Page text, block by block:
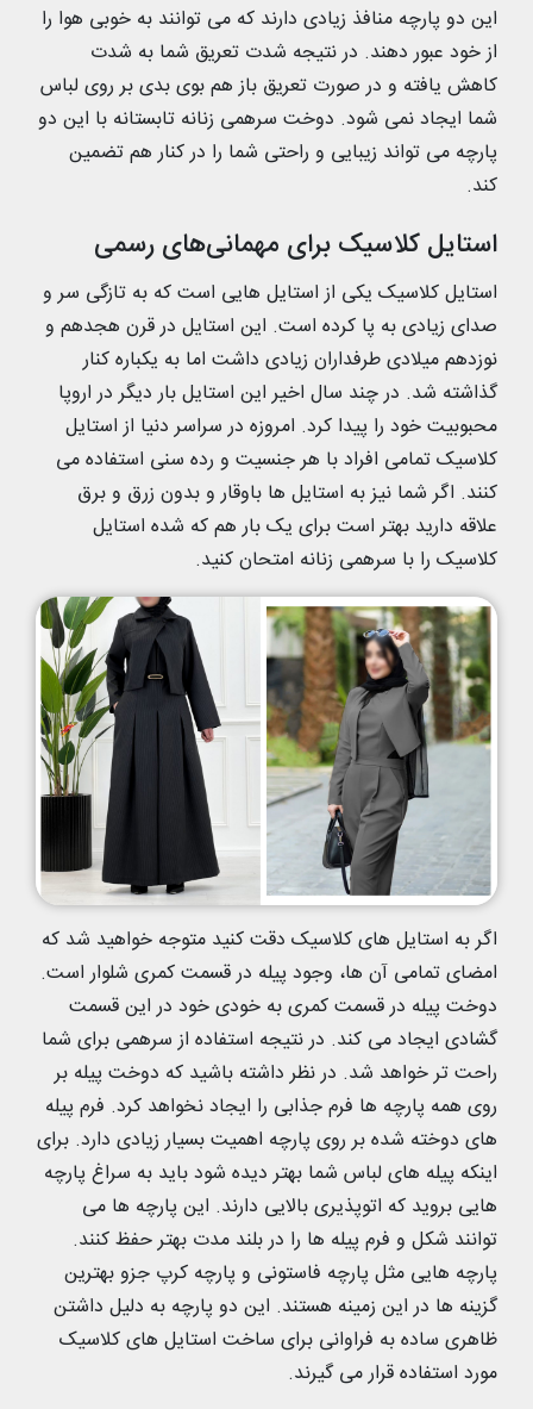
این دو پارچه منافذ زیادی دارند که می توانند به خوبی هوا را
از خود عبور دهند. در نتیجه شدت تعریق شما به شدت
کاهش یافته و در صورت تعریق باز هم بوی بدی بر روی لباس
شما ایجاد نمی شود. دوخت سرهمی زنانه تابستانه با این دو
پارچه می تواند زیبایی و راحتی شما را در کنار هم تضمین
کند.
استایل کلاسیک برای مهمانی‌های رسمی
استایل کلاسیک یکی از استایل هایی است که به تازگی سر و
صدای زیادی به پا کرده است. این استایل در قرن هجدهم و
نوزدهم میلادی طرفداران زیادی داشت اما به یکباره کنار
گذاشته شد. در چند سال اخیر این استایل بار دیگر در اروپا
محبوبیت خود را پیدا کرد. امروزه در سراسر دنیا از استایل
کلاسیک تمامی افراد با هر جنسیت و رده سنی استفاده می
کنند. اگر شما نیز به استایل ها باوقار و بدون زرق و برق
علاقه دارید بهتر است برای یک بار هم که شده استایل
کلاسیک را با سرهمی زنانه امتحان کنید.
اگر به استایل های کلاسیک دقت کنید متوجه خواهید شد که
امضای تمامی آن ها، وجود پیله در قسمت کمری شلوار است.
دوخت پیله در قسمت کمری به خودی خود در این قسمت
گشادی ایجاد می کند. در نتیجه استفاده از سرهمی برای شما
راحت تر خواهد شد. در نظر داشته باشید که دوخت پیله بر
روی همه پارچه ها فرم جذابی را ایجاد نخواهد کرد. فرم پیله
های دوخته شده بر روی پارچه اهمیت بسیار زیادی دارد. برای
اینکه پیله های لباس شما بهتر دیده شود باید به سراغ پارچه
هایی بروید که اتوپذیری بالایی دارند. این پارچه ها می
توانند شکل و فرم پیله ها را در بلند مدت بهتر حفظ کنند.
پارچه هایی مثل پارچه فاستونی و پارچه کرپ جزو بهترین
گزینه ها در این زمینه هستند. این دو پارچه به دلیل داشتن
ظاهری ساده به فراوانی برای ساخت استایل های کلاسیک
مورد استفاده قرار می گیرند.